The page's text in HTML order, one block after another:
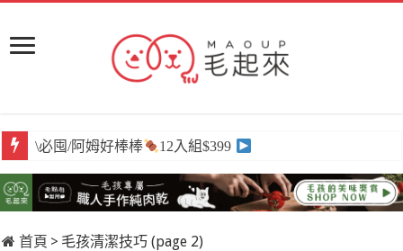
\必囤/阿姆好棒棒 12入組$399
首頁 > 毛孩清潔技巧 (page 2)